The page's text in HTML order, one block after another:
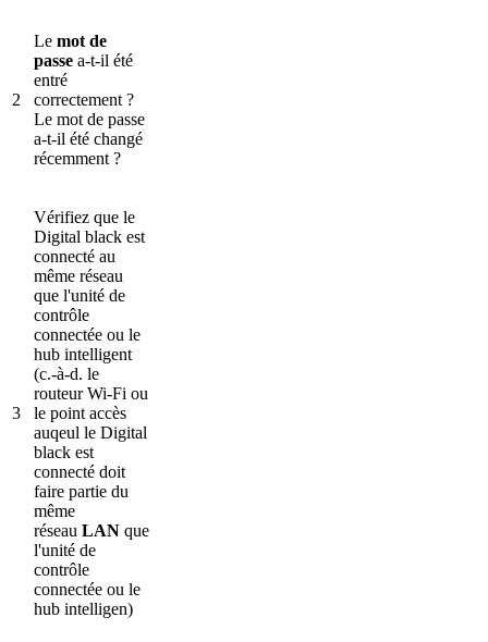
2
Le mot de
passe a-t-il été
entré
correctement ?
Le mot de passe
a-t-il été changé
récemment ?
3
Vérifiez que le
Digital black est
connecté au
même réseau
que l'unité de
contrôle
connectée ou le
hub intelligent
(c.-à-d. le
routeur Wi-Fi ou
le point accès
auqeul le Digital
black est
connecté doit
faire partie du
même
réseau LAN que
l'unité de
contrôle
connectée ou le
hub intelligen)